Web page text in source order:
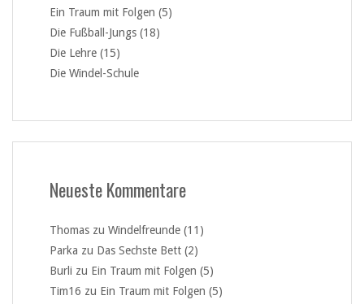
Ein Traum mit Folgen (5)
Die Fußball-Jungs (18)
Die Lehre (15)
Die Windel-Schule
Neueste Kommentare
Thomas zu Windelfreunde (11)
Parka zu Das Sechste Bett (2)
Burli zu Ein Traum mit Folgen (5)
Tim16 zu Ein Traum mit Folgen (5)